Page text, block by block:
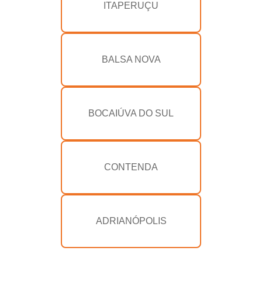
ITAPERUÇU
BALSA NOVA
BOCAIÚVA DO SUL
CONTENDA
ADRIANÓPOLIS